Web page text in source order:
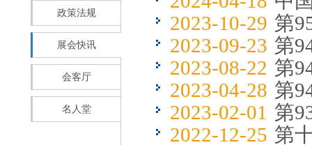
政策法规
展会快讯
会客厅
名人堂
2023-10-29 第
2023-09-23 第
2023-08-22 第
2023-04-28 第
2023-02-01 第
2022-12-25 第